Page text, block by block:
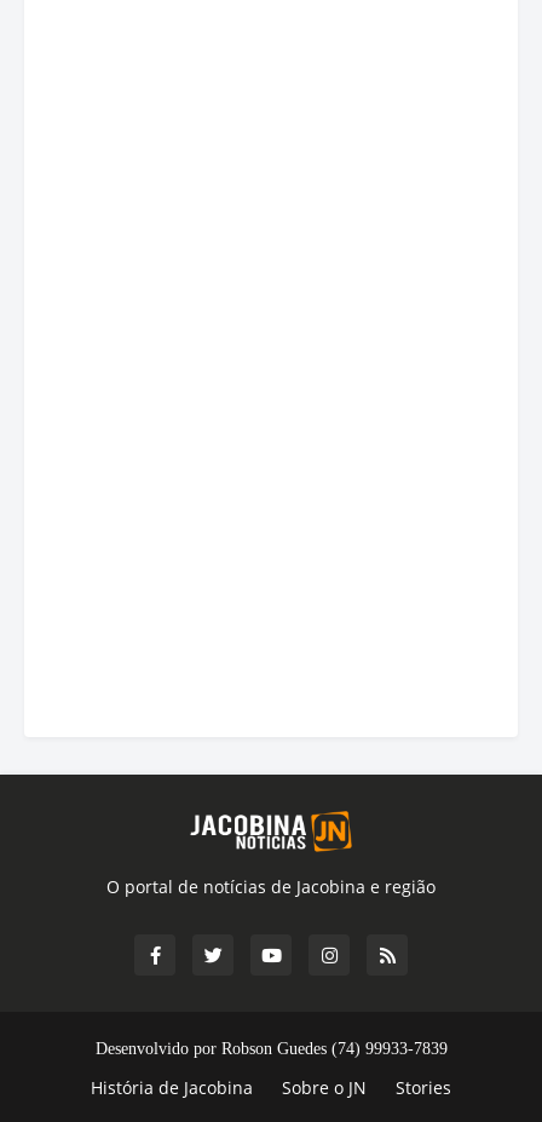
O portal de notícias de Jacobina e região
Desenvolvido por Robson Guedes (74) 99933-7839
História de Jacobina Sobre o JN Stories